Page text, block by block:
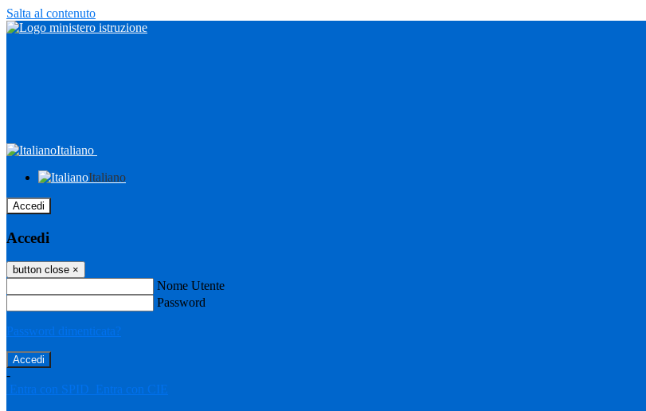
Salta al contenuto
Italiano
Italiano
Accedi
Accedi
button close ×
Nome Utente
Password
Password dimenticata?
-
Entra con SPID
Entra con CIE